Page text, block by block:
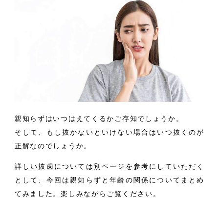
親知らずはいつはえてくるかご存知でしょうか。
そして、もし抜かないといけない場合はいつ抜くのが
正解なのでしょうか。
詳しい抜歯については別ページを参考にしていただく
として、 今回は親知らずと年齢の関係についてまとめ
てみました。楽しみながらご覧ください。